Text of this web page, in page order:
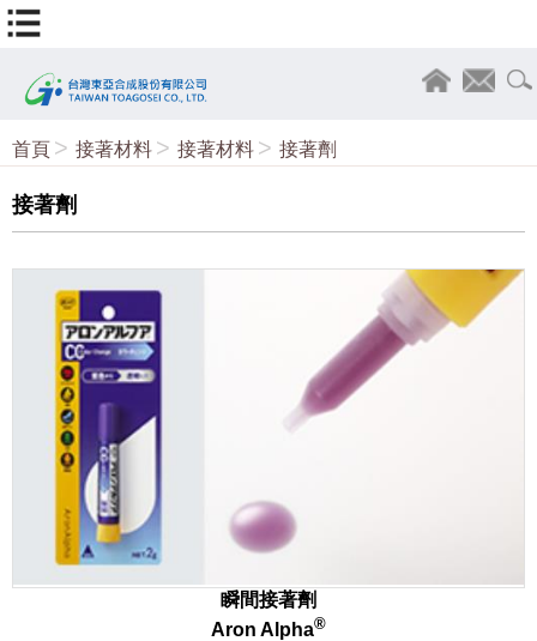
首頁 接著材料 接著材料 接著劑
接著劑
瞬間接著劑
Aron Alpha®